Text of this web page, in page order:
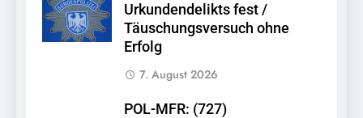
Urkundendelikts fest /
Täuschungsversuch ohne
Erfolg
7. August 2026
POL-MFR: (727)